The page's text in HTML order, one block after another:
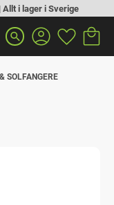
i lager i Sverige
search
SOLFANGERE